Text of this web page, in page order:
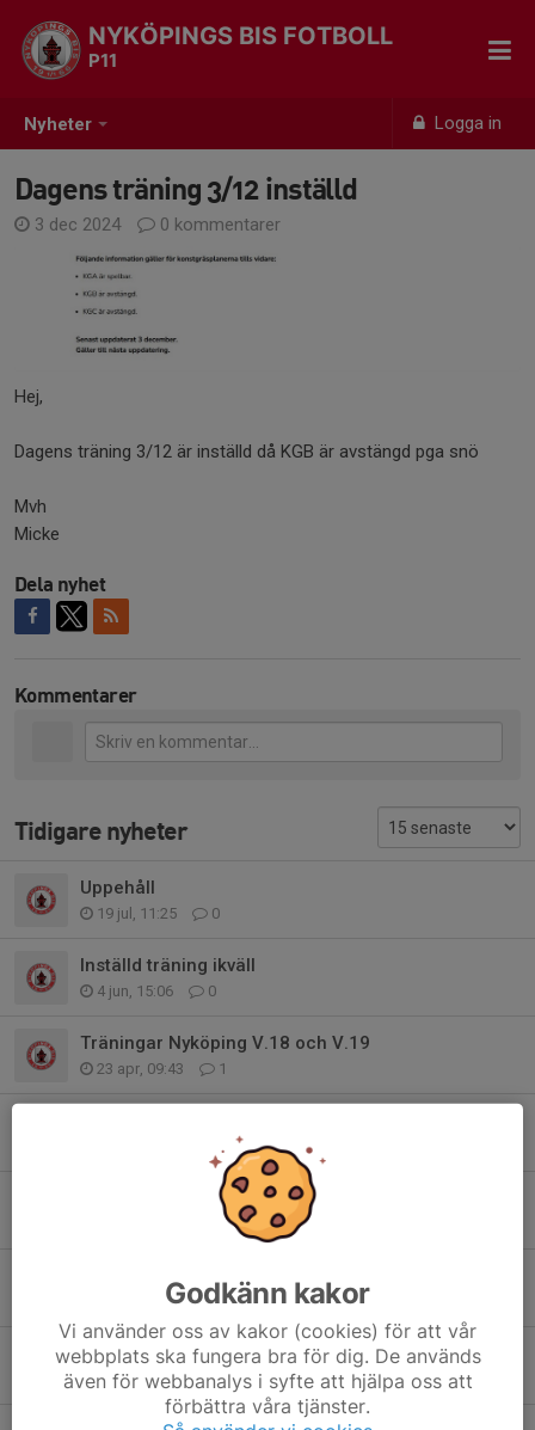
Nyheter Logga in
NYKÖPINGS BIS FOTBOLL
P11
Dagens träning 3/12 inställd
3 dec 2024 0 kommentarer
Hej,
Dagens träning 3/12 är inställd då KGB är avstängd pga snö
Mvh
Micke
Dela nyhet
Kommentarer
Tidigare nyheter
Uppehåll
19 jul, 11:25 0
Inställd träning ikväll
4 jun, 15:06 0
Träningar Nyköping V.18 och V.19
23 apr, 09:43 1
0
Matchen mot IFK Norrköping i helgen inställd
0
6 mar, 12:03 1
Uppstart Säsongen 2026
12 jan, 07:05 0
Godkänn kakor
Vi använder oss av kakor (cookies) för att vår
webbplats ska fungera bra för dig. De används
även för webbanalys i syfte att hjälpa oss att
förbättra våra tjänster.